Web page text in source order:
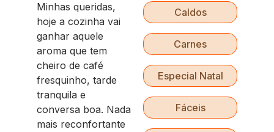
Minhas queridas,
hoje a cozinha vai
ganhar aquele
aroma que tem
cheiro de café
fresquinho, tarde
tranquila e
conversa boa. Nada
mais reconfortante
Caldos
Carnes
Especial Natal
Fáceis